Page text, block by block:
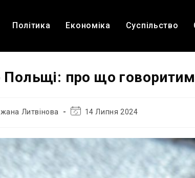
Політика Економіка Суспільство
про що
Литвінова
Остання14 Липня 2024